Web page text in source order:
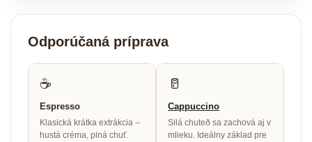
Odporúčaná príprava
☕
Espresso
Klasická krátka extrákcia –
hustá créma, plná chuť.
🥛
Cappuccino
Silá chuteð sa zachová aj v
mlieku. Ideálny základ pre